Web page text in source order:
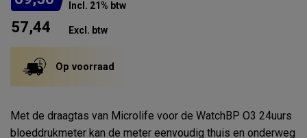
Incl. 21% btw
57,44 Excl. btw
Op voorraad
Met de draagtas van Microlife voor de WatchBP O3 24uurs
bloeddrukmeter kan de meter eenvoudig thuis en onderweg